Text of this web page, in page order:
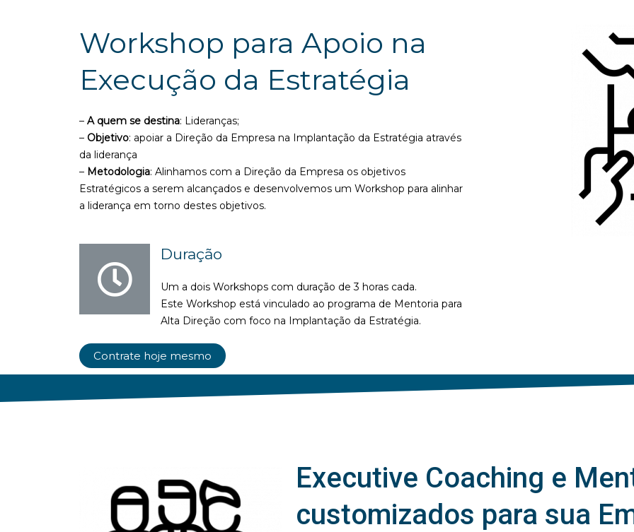
Workshop para Apoio na
Execução da Estratégia
– A quem se destina: Lideranças;
– Objetivo: apoiar a Direção da Empresa na Implantação da Estratégia através
da liderança
– Metodologia: Alinhamos com a Direção da Empresa os objetivos
Estratégicos a serem alcançados e desenvolvemos um Workshop para alinhar
a liderança em torno destes objetivos.
Duração
Um a dois Workshops com duração de 3 horas cada.
Este Workshop está vinculado ao programa de Mentoria para
Alta Direção com foco na Implantação da Estratégia.
Contrate hoje mesmo
Executive Coaching e
customizados para sua